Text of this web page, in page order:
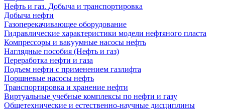
Нефть и газ. Добыча и транспортировка
Добыча нефти
Газоперекачивающее оборудование
Гидравлические характеристики модели нефтяного пласта
Компрессоры и вакуумные насосы нефть
Наглядные пособия (Нефть и газ)
Переработка нефти и газа
Подъем нефти с применением газлифта
Поршневые насосы нефть
Транспортировка и хранение нефти
Виртуальные учебные комплексы по нефти и газу
Общетехнические и естественно-научные дисциплины